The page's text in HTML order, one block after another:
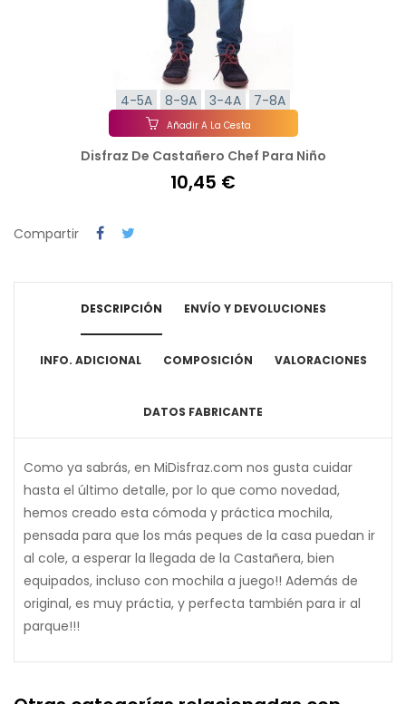
4-5A 8-9A 3-4A 7-8A
Añadir A La Cesta
Disfraz De Castañero Chef Para Niño
10,45 €
Compartir
DESCRIPCIÓN ENVÍO Y DEVOLUCIONES
INFO. ADICIONAL COMPOSICIÓN VALORACIONES
DATOS FABRICANTE
Como ya sabrás, en MiDisfraz.com nos gusta cuidar
hasta el último detalle, por lo que como novedad,
hemos creado esta cómoda y práctica mochila,
pensada para que los más peques de la casa puedan ir
al cole, a esperar la llegada de la Castañera, bien
equipados, incluso con mochila a juego!! Además de
original, es muy práctia, y perfecta también para ir al
parque!!!